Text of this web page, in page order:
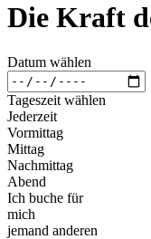
Die Kraft
Datum wählen
Tageszeit wählen
Jederzeit
Vormittag
Mittag
Nachmittag
Abend
Ich buche für
mich
jemand anderen